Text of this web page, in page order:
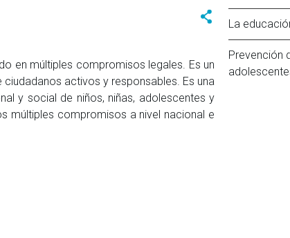
en múltiples compromisos legales. Es un
activos y responsables. Es una
y social de niños, niñas, adolescentes y
múltiples compromisos a nivel nacional e
La
Prevención